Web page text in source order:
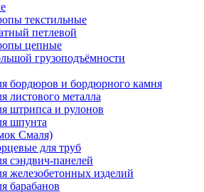
текстильные
петлевой
цепные
грузоподъёмности
бордюров и бордюрного камня
листового металла
штрипса и рулонов
шпунта
Смаля)
для труб
сэндвич-панелей
железобетонных изделий
барабанов